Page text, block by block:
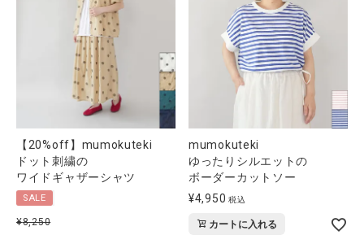
【20%off】mumokuteki
ドット刺繍の
ワイドギャザーシャツ
SALE
¥8,250
mumokuteki
ゆったりシルエットの
ボーダーカットソー
¥4,950 税込
カートに入れる